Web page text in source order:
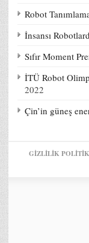
Robot
İnsansı
Sıfır Moment
İTÜ Robot
2022
Çin’in güneş
GIZLILIK